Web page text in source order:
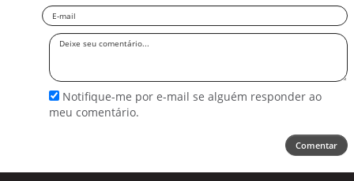
Email
Deixe
Notifique-me por e-mail se alguém responder ao
meu comentário.
Comentar